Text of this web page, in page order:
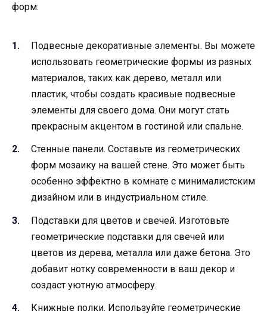
форм:
Подвесные декоративные элементы. Вы можете
использовать геометрические формы из разных
материалов, таких как дерево, металл или
пластик, чтобы создать красивые подвесные
элементы для своего дома. Они могут стать
прекрасным акцентом в гостиной или спальне.
Стенные панели. Составьте из геометрических
форм мозаику на вашей стене. Это может быть
особенно эффектно в комнате с минималистским
дизайном или в индустриальном стиле.
Подставки для цветов и свечей. Изготовьте
геометрические подставки для свечей или
цветов из дерева, металла или даже бетона. Это
добавит нотку современности в ваш декор и
создаст уютную атмосферу.
Книжные полки. Используйте геометрические